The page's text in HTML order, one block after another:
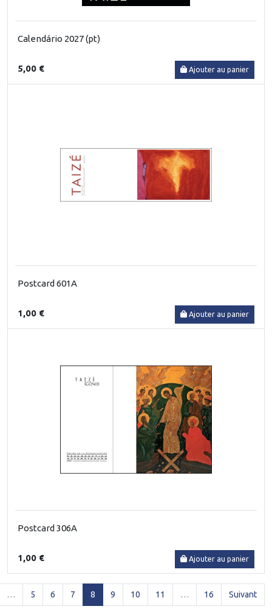
Calendário 2027 (pt)
5,00 € Ajouter au panier
Postcard 601A
1,00 € Ajouter au panier
Postcard 306A
1,00 € Ajouter au panier
… 5 6 7 8 (current)
9 10 11 … 16 Suivant